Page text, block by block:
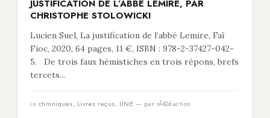
JUSTIFICATION DE L’ABBÉ LEMIRE, PAR
CHRISTOPHE STOLOWICKI
Lucien Suel, La justification de l’abbé Lemire, Faï
Fioc, 2020, 64 pages, 11 €, ISBN : 978-2-37427-042-
5. De trois faux hémistiches en trois répons, brefs
tercets...
in chroniques, Livres reçus, UNE — par rÃ©daction